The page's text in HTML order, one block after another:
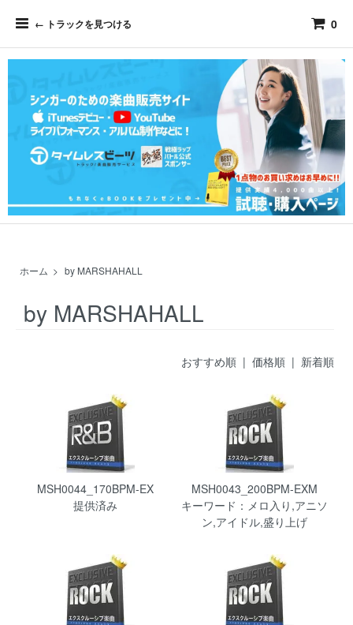
← トラックを見つける 0
ホーム > by MARSHAHALL
by MARSHAHALL
おすすめ順| 価格順| 新着順
MSH0044_170BPM-EX
提供済み
MSH0043_200BPM-EXM
キーワード：メロ入り,アニソ
ン,アイドル,盛り上げ